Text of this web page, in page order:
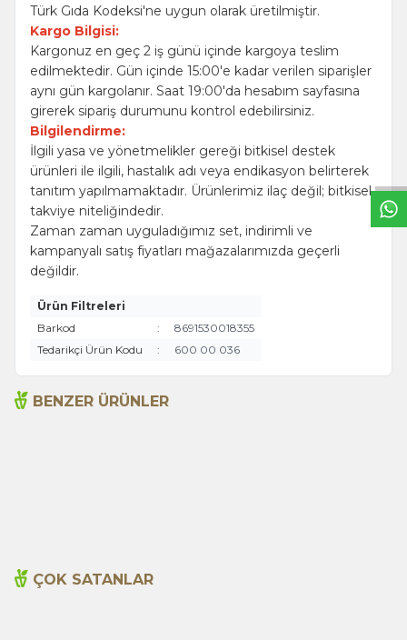
Türk Gıda Kodeksi'ne uygun olarak üretilmiştir.
Kargo Bilgisi:
Kargonuz en geç 2 iş günü içinde kargoya teslim
edilmektedir. Gün içinde 15:00'e kadar verilen siparişler
aynı gün kargolanır. Saat 19:00'da hesabım sayfasına
girerek sipariş durumunu kontrol edebilirsiniz.
Bilgilendirme:
İlgili yasa ve yönetmelikler gereği bitkisel destek
ürünleri ile ilgili, hastalık adı veya endikasyon belirterek
tanıtım yapılmamaktadır. Ürünlerimiz ilaç değil; bitkisel
takviye niteliğindedir.
Zaman zaman uyguladığımız set, indirimli ve
kampanyalı satış fiyatları mağazalarımızda geçerli
değildir.
Ürün Filtreleri
Barkod
:
8691530018355
Tedarikçi Ürün Kodu
: 600 00 036
BENZER ÜRÜNLER
ÇOK SATANLAR